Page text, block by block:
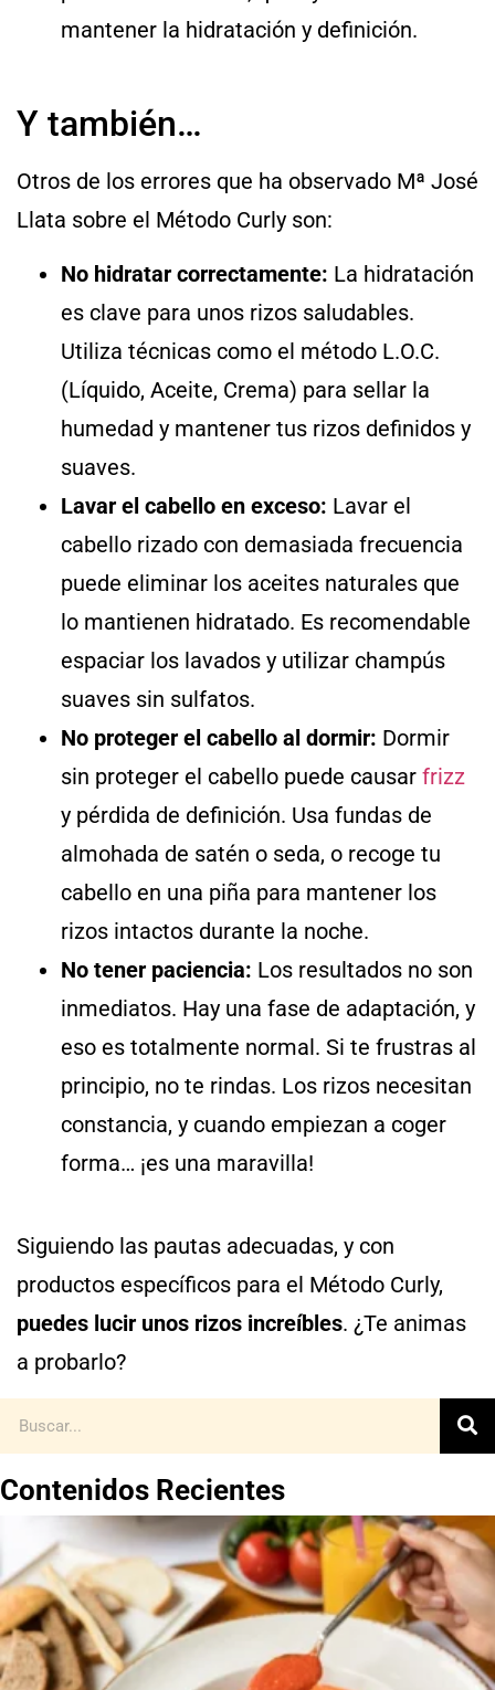
mantener la hidratación y definición.
Y también…
Otros de los errores que ha observado Mª José
Llata sobre el Método Curly son:
No hidratar correctamente: La hidratación
es clave para unos rizos saludables.
Utiliza técnicas como el método L.O.C.
(Líquido, Aceite, Crema) para sellar la
humedad y mantener tus rizos definidos y
suaves.
Lavar el cabello en exceso: Lavar el
cabello rizado con demasiada frecuencia
puede eliminar los aceites naturales que
lo mantienen hidratado. Es recomendable
espaciar los lavados y utilizar champús
suaves sin sulfatos.
No proteger el cabello al dormir: Dormir
sin proteger el cabello puede causar frizz
y pérdida de definición. Usa fundas de
almohada de satén o seda, o recoge tu
cabello en una piña para mantener los
rizos intactos durante la noche.
No tener paciencia: Los resultados no son
inmediatos. Hay una fase de adaptación, y
eso es totalmente normal. Si te frustras al
principio, no te rindas. Los rizos necesitan
constancia, y cuando empiezan a coger
forma… ¡es una maravilla!
Siguiendo las pautas adecuadas, y con
productos específicos para el Método Curly,
puedes lucir unos rizos increíbles. ¿Te animas
a probarlo?
Contenidos Recientes